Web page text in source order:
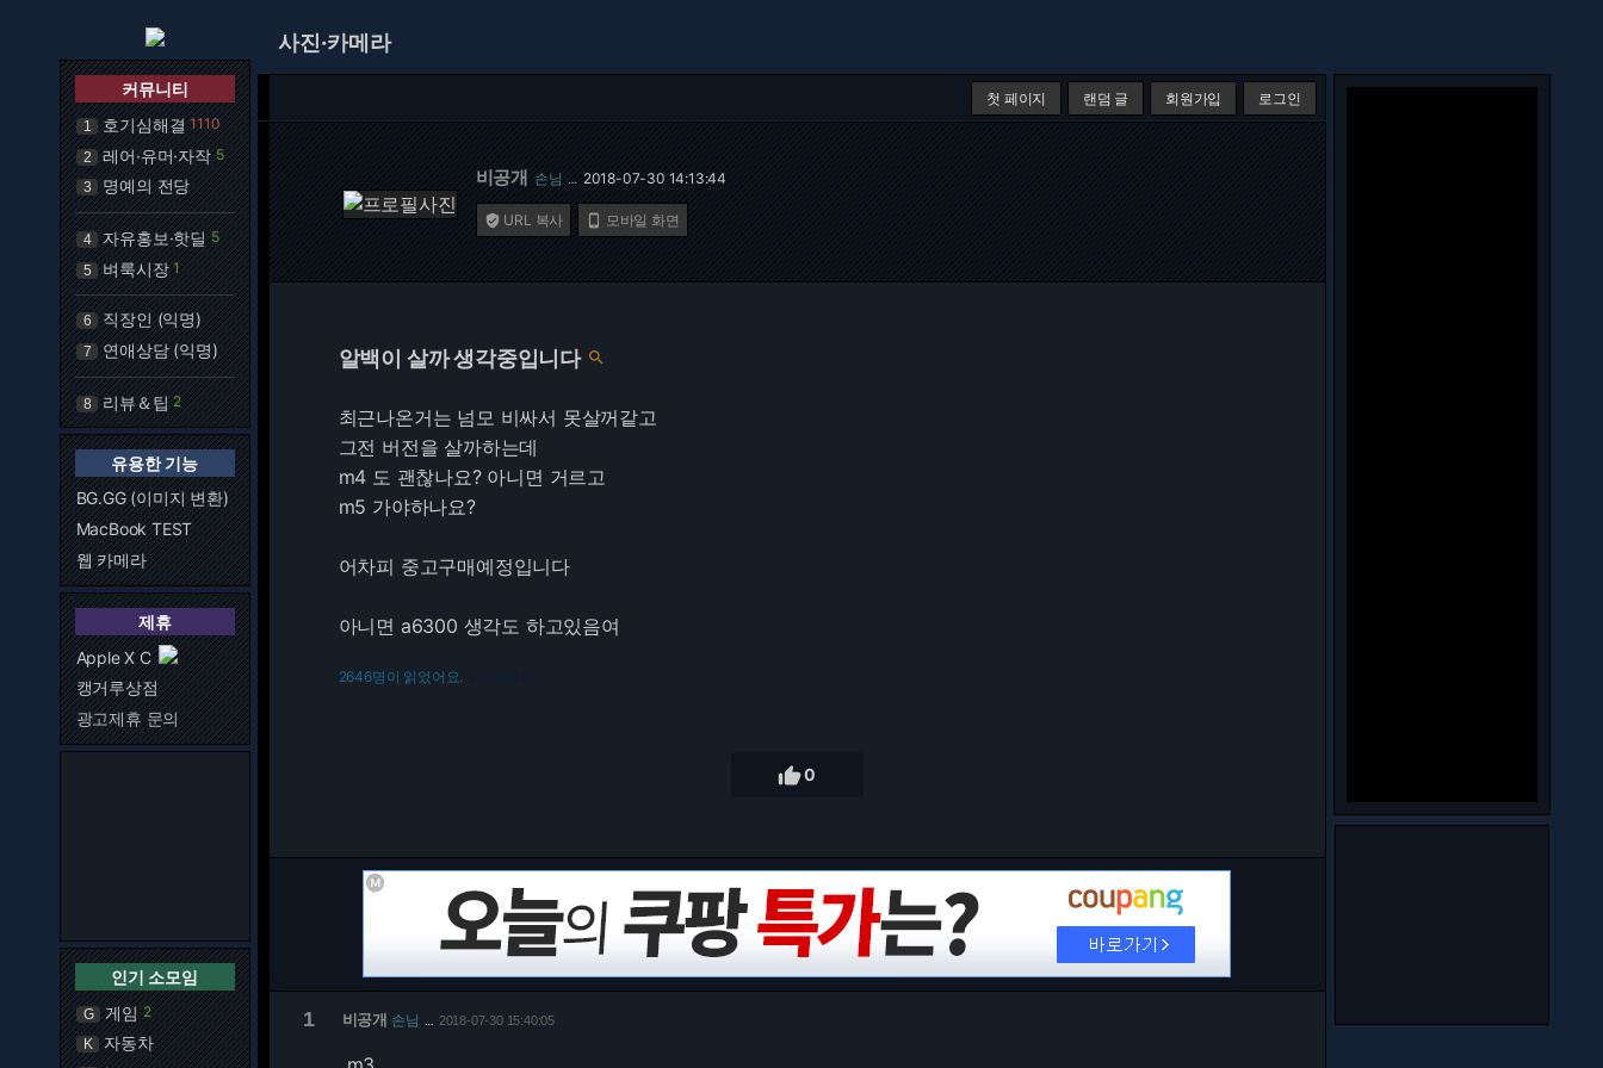
커뮤니티
1 호기심해결 1110
2 레어·유머·자작 5
3 명예의 전당
4 자유홍보·핫딜 5
5 벼룩시장 1
6 직장인 (익명)
7 연애상담 (익명)
8 리뷰＆팁 2
유용한 기능
BG.GG (이미지 변환)
MacBook TEST
웹 카메라
제휴
Apple X C
캥거루상점
광고제휴 문의
인기 소모임
G 게임 2
K 자동차
사진·카메라
첫 페이지 랜덤 글 회원가입 로그인
비공개 손님 … 2018-07-30 14:13:44
 URL 복사  모바일 화면
알백이 살까 생각중입니다 
최근나온거는 넘모 비싸서 못살꺼같고
그전 버전을 살까하는데
m4 도 괜찮나요? 아니면 거르고
m5 가야하나요?
어차피 중고구매예정입니다
아니면 a6300 생각도 하고있음여
2646명이 읽었어요.
0
1 비공개 손님 2018-07-30 15:40:05